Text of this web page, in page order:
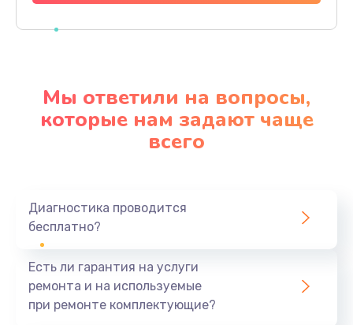
Заказать
Профилактическая чистка
Заказать
Мы ответили на вопросы,
которые нам задают чаще
всего
Диагностика проводится
бесплатно?
Есть ли гарантия на услуги
ремонта и на используемые
при ремонте комплектующие?